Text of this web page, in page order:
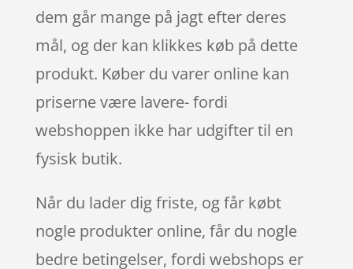
dem går mange på jagt efter deres
mål, og der kan klikkes køb på dette
produkt. Køber du varer online kan
priserne være lavere- fordi
webshoppen ikke har udgifter til en
fysisk butik.
Når du lader dig friste, og får købt
nogle produkter online, får du nogle
bedre betingelser, fordi webshops er